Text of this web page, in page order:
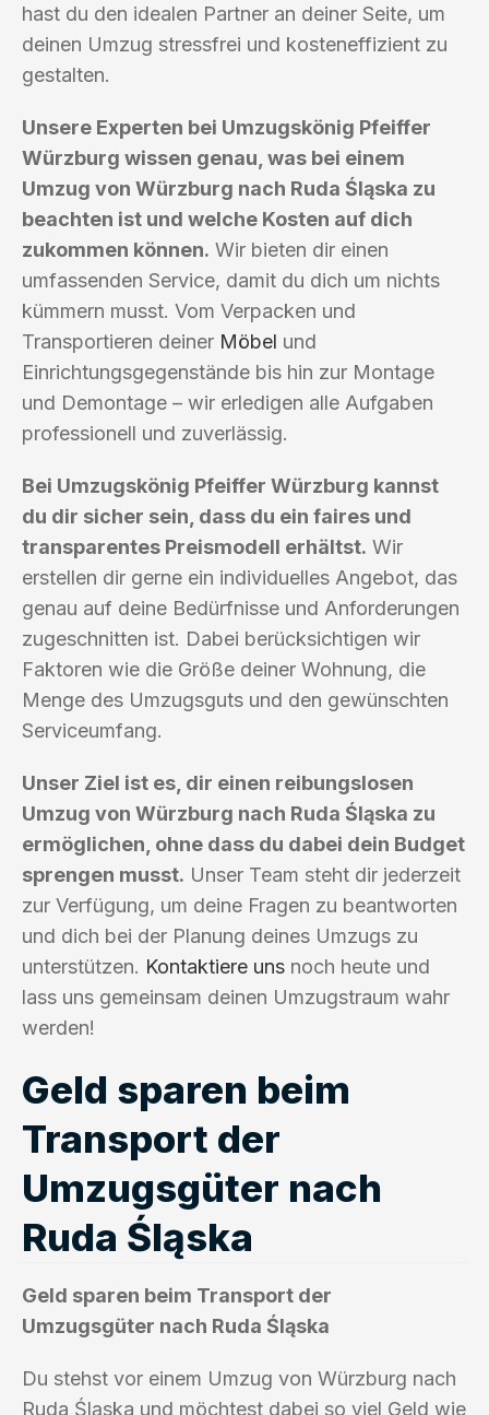
hast du den idealen Partner an deiner Seite, um
deinen Umzug stressfrei und kosteneffizient zu
gestalten.
Unsere Experten bei Umzugskönig Pfeiffer
Würzburg wissen genau, was bei einem
Umzug von Würzburg nach Ruda Śląska zu
beachten ist und welche Kosten auf dich
zukommen können. Wir bieten dir einen
umfassenden Service, damit du dich um nichts
kümmern musst. Vom Verpacken und
Transportieren deiner Möbel und
Einrichtungsgegenstände bis hin zur Montage
und Demontage – wir erledigen alle Aufgaben
professionell und zuverlässig.
Bei Umzugskönig Pfeiffer Würzburg kannst
du dir sicher sein, dass du ein faires und
transparentes Preismodell erhältst. Wir
erstellen dir gerne ein individuelles Angebot, das
genau auf deine Bedürfnisse und Anforderungen
zugeschnitten ist. Dabei berücksichtigen wir
Faktoren wie die Größe deiner Wohnung, die
Menge des Umzugsguts und den gewünschten
Serviceumfang.
Unser Ziel ist es, dir einen reibungslosen
Umzug von Würzburg nach Ruda Śląska zu
ermöglichen, ohne dass du dabei dein Budget
sprengen musst. Unser Team steht dir jederzeit
zur Verfügung, um deine Fragen zu beantworten
und dich bei der Planung deines Umzugs zu
unterstützen. Kontaktiere uns noch heute und
lass uns gemeinsam deinen Umzugstraum wahr
werden!
Geld sparen beim
Transport der
Umzugsgüter nach
Ruda Śląska
Geld sparen beim Transport der
Umzugsgüter nach Ruda Śląska
Du stehst vor einem Umzug von Würzburg nach
Ruda Śląska und möchtest dabei so viel Geld wie